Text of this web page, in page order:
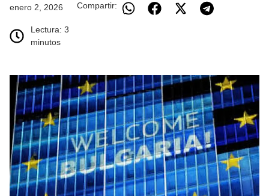
enero 2, 2026
Lectura: 3
minutos
Compartir: